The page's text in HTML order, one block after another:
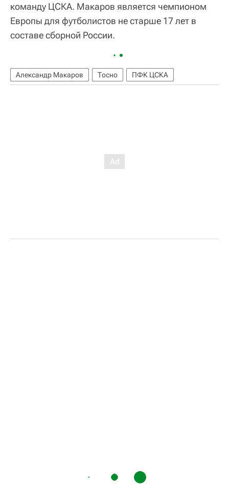
команду ЦСКА. Макаров является чемпионом
Европы для футболистов не старше 17 лет в
составе сборной России.
Александр Макаров Тосно ПФК ЦСКА